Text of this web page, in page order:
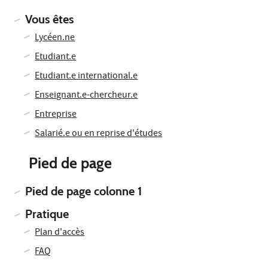
Vous êtes
Lycéen.ne
Etudiant.e
Etudiant.e international.e
Enseignant.e-chercheur.e
Entreprise
Salarié.e ou en reprise d'études
Pied de page
Pied de page colonne 1
Pratique
Plan d'accès
FAQ